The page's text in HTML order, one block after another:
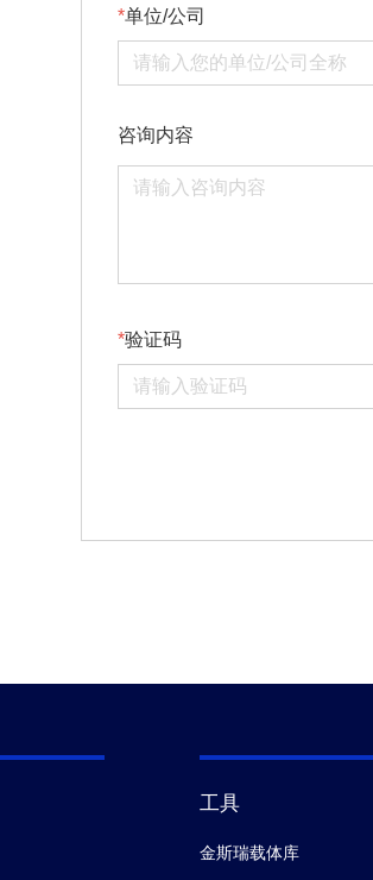
单位/公司
咨询内容
验证码
工具
金斯瑞载体库